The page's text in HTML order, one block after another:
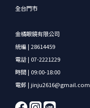
全台門市
金橘眼鏡有限公司
統編 | 28614459
電話 | 07-2221229
時間 | 09:00-18:00
電郵 | jinju2616@gmail.com